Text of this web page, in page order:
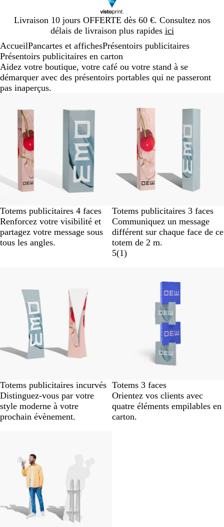
Livraison 10 jours OFFERTE dès 60 €. Consultez nos
délais de livraison plus rapides ici
Diapositive
1
AccueilPancartes et affichesPrésentoirs publicitaires
Présentoirs publicitaires en carton
Aidez votre boutique, votre café ou votre stand à se
démarquer avec des présentoirs portables qui ne passeront
pas inaperçus.
Totems publicitaires 4 faces
Renforcez votre visibilité et
partagez votre message sous
tous les angles.
Totems publicitaires 3 faces
Communiquez un message
différent sur chaque face de ce
totem de 2 m.
5(1)
Totems publicitaires incurvés
Distinguez-vous par votre
style moderne à votre
prochain évènement.
Totems 3 faces
Orientez vos clients avec
quatre éléments empilables en
carton.